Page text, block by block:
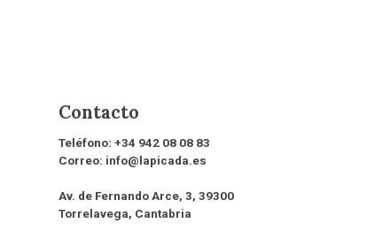
Contacto
Teléfono: +34 942 08 08 83
Correo: info@lapicada.es
Av. de Fernando Arce, 3, 39300
Torrelavega, Cantabria